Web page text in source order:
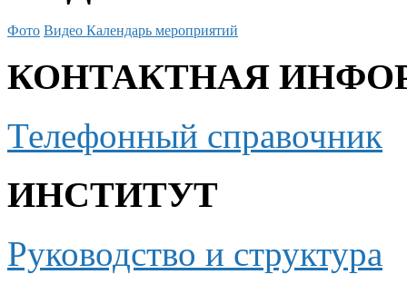
Фото Видео Календарь мероприятий
КОНТАКТНАЯ
Телефонный справочник
ИНСТИТУТ
Руководство и структура